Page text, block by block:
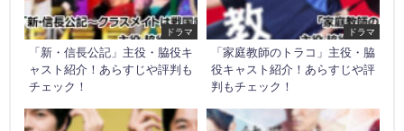
ドラマ
「新・信長公記」主役・脇役キ
ャスト紹介！あらすじや評判も
チェック！
ドラマ
「家庭教師のトラコ」主役・脇
役キャスト紹介！あらすじや評
判もチェック！